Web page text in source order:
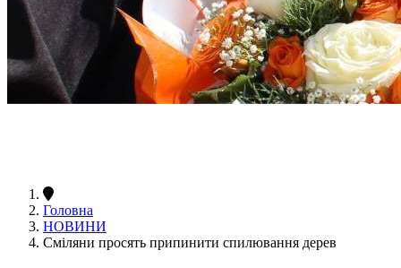
Головна
НОВИНИ
Сміляни просять припинити спилювання дерев